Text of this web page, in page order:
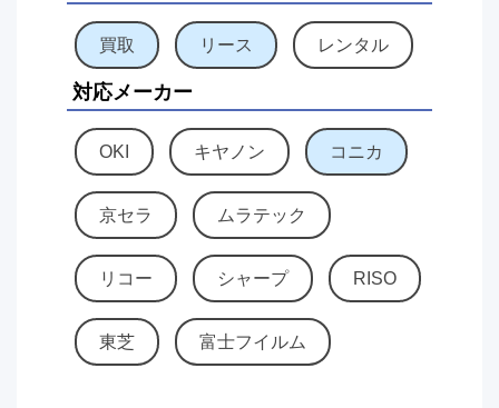
買取 リース レンタル
対応メーカー
OKI キヤノン コニカ
京セラ ムラテック
リコー シャープ RISO
東芝 富士フイルム